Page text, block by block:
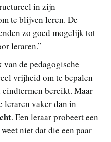
in zijn
te blijven leren. De
zo goed mogelijk tot
leraren.”
van de pedagogische
vrijheid om te bepalen
bereikt. Maar
vaker dan in
. Een leraar probeert een
niet dat die een paar